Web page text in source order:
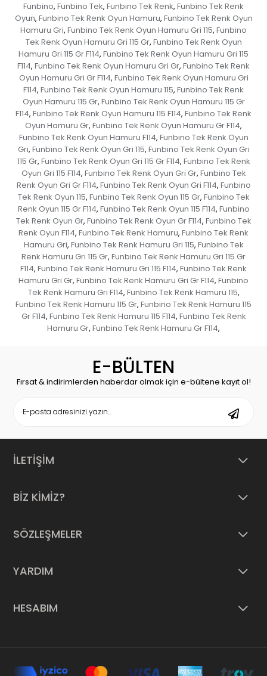
Funbino, Funbino Tek, Funbino Tek Renk, Funbino Tek Renk
Oyun, Funbino Tek Renk Oyun Hamuru, Funbino Tek Renk Oyun
Hamuru Gri, Funbino Tek Renk Oyun Hamuru Gri 115, Funbino
Tek Renk Oyun Hamuru Gri 115 Gr, Funbino Tek Renk Oyun
Hamuru Gri 115 Gr F114, Funbino Tek Renk Oyun Hamuru Gri 115
F114, Funbino Tek Renk Oyun Hamuru Gri Gr, Funbino Tek Renk
Oyun Hamuru Gri Gr F114, Funbino Tek Renk Oyun Hamuru Gri
F114, Funbino Tek Renk Oyun Hamuru 115, Funbino Tek Renk
Oyun Hamuru 115 Gr, Funbino Tek Renk Oyun Hamuru 115 Gr
F114, Funbino Tek Renk Oyun Hamuru 115 F114, Funbino Tek Renk
Oyun Hamuru Gr, Funbino Tek Renk Oyun Hamuru Gr F114,
Funbino Tek Renk Oyun Hamuru F114, Funbino Tek Renk Oyun
Gri, Funbino Tek Renk Oyun Gri 115, Funbino Tek Renk Oyun Gri
115 Gr, Funbino Tek Renk Oyun Gri 115 Gr F114, Funbino Tek Renk
Oyun Gri 115 F114, Funbino Tek Renk Oyun Gri Gr, Funbino Tek
Renk Oyun Gri Gr F114, Funbino Tek Renk Oyun Gri F114, Funbino
Tek Renk Oyun 115, Funbino Tek Renk Oyun 115 Gr, Funbino Tek
Renk Oyun 115 Gr F114, Funbino Tek Renk Oyun 115 F114, Funbino
Tek Renk Oyun Gr, Funbino Tek Renk Oyun Gr F114, Funbino Tek
Renk Oyun F114, Funbino Tek Renk Hamuru, Funbino Tek Renk
Hamuru Gri, Funbino Tek Renk Hamuru Gri 115, Funbino Tek
Renk Hamuru Gri 115 Gr, Funbino Tek Renk Hamuru Gri 115 Gr
F114, Funbino Tek Renk Hamuru Gri 115 F114, Funbino Tek Renk
Hamuru Gri Gr, Funbino Tek Renk Hamuru Gri Gr F114, Funbino
Tek Renk Hamuru Gri F114, Funbino Tek Renk Hamuru 115,
Funbino Tek Renk Hamuru 115 Gr, Funbino Tek Renk Hamuru 115
Gr F114, Funbino Tek Renk Hamuru 115 F114, Funbino Tek Renk
Hamuru Gr, Funbino Tek Renk Hamuru Gr F114,
E-BÜLTEN
Fırsat & indirimlerden haberdar olmak için e-bültene kayıt ol!
İLETİŞİM
BİZ KİMİZ?
SÖZLEŞMELER
YARDIM
HESABIM